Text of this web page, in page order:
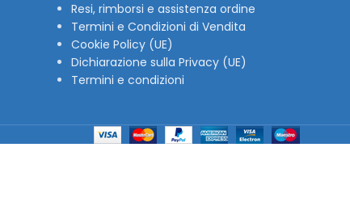
Resi, rimborsi e assistenza ordine
Termini e Condizioni di Vendita
Cookie Policy (UE)
Dichiarazione sulla Privacy (UE)
Termini e condizioni